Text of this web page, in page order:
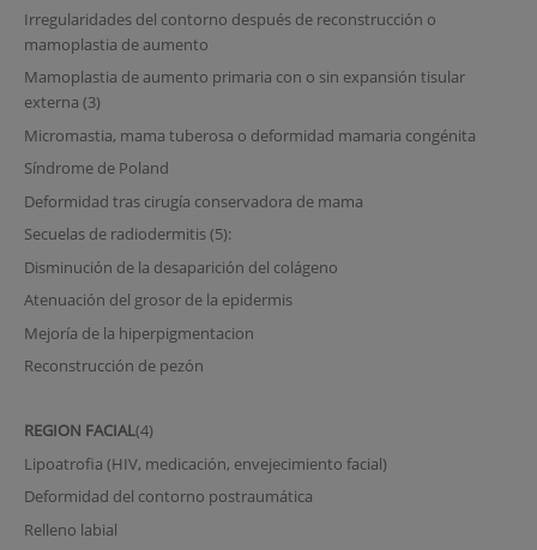
Irregularidades del contorno después de reconstrucción o
mamoplastia de aumento
Mamoplastia de aumento primaria con o sin expansión tisular
externa (3)
Micromastia, mama tuberosa o deformidad mamaria congénita
Síndrome de Poland
Deformidad tras cirugía conservadora de mama
Secuelas de radiodermitis (5):
Disminución de la desaparición del colágeno
Atenuación del grosor de la epidermis
Mejoría de la hiperpigmentacion
Reconstrucción de pezón
REGION FACIAL(4)
Lipoatrofia (HIV, medicación, envejecimiento facial)
Deformidad del contorno postraumática
Relleno labial